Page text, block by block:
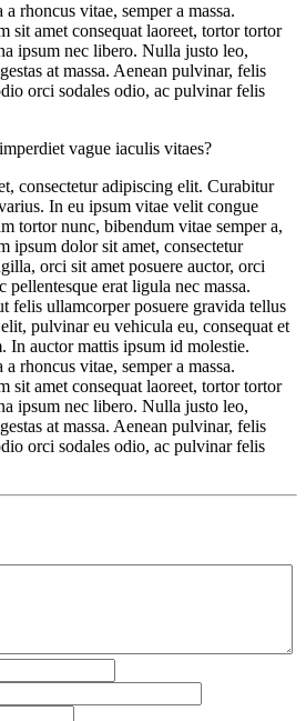
rhoncus vitae, semper a massa.
sit amet consequat laoreet, tortor tortor
ipsum nec libero. Nulla justo leo,
at massa. Aenean pulvinar, felis
orci sodales odio, ac pulvinar felis
vague iaculis vitaes?
consectetur adipiscing elit. Curabitur
In eu ipsum vitae velit congue
tortor nunc, bibendum vitae semper a,
ipsum dolor sit amet, consectetur
orci sit amet posuere auctor, orci
pellentesque erat ligula nec massa.
felis ullamcorper posuere gravida tellus
pulvinar eu vehicula eu, consequat et
In auctor mattis ipsum id molestie.
rhoncus vitae, semper a massa.
sit amet consequat laoreet, tortor tortor
ipsum nec libero. Nulla justo leo,
at massa. Aenean pulvinar, felis
orci sodales odio, ac pulvinar felis